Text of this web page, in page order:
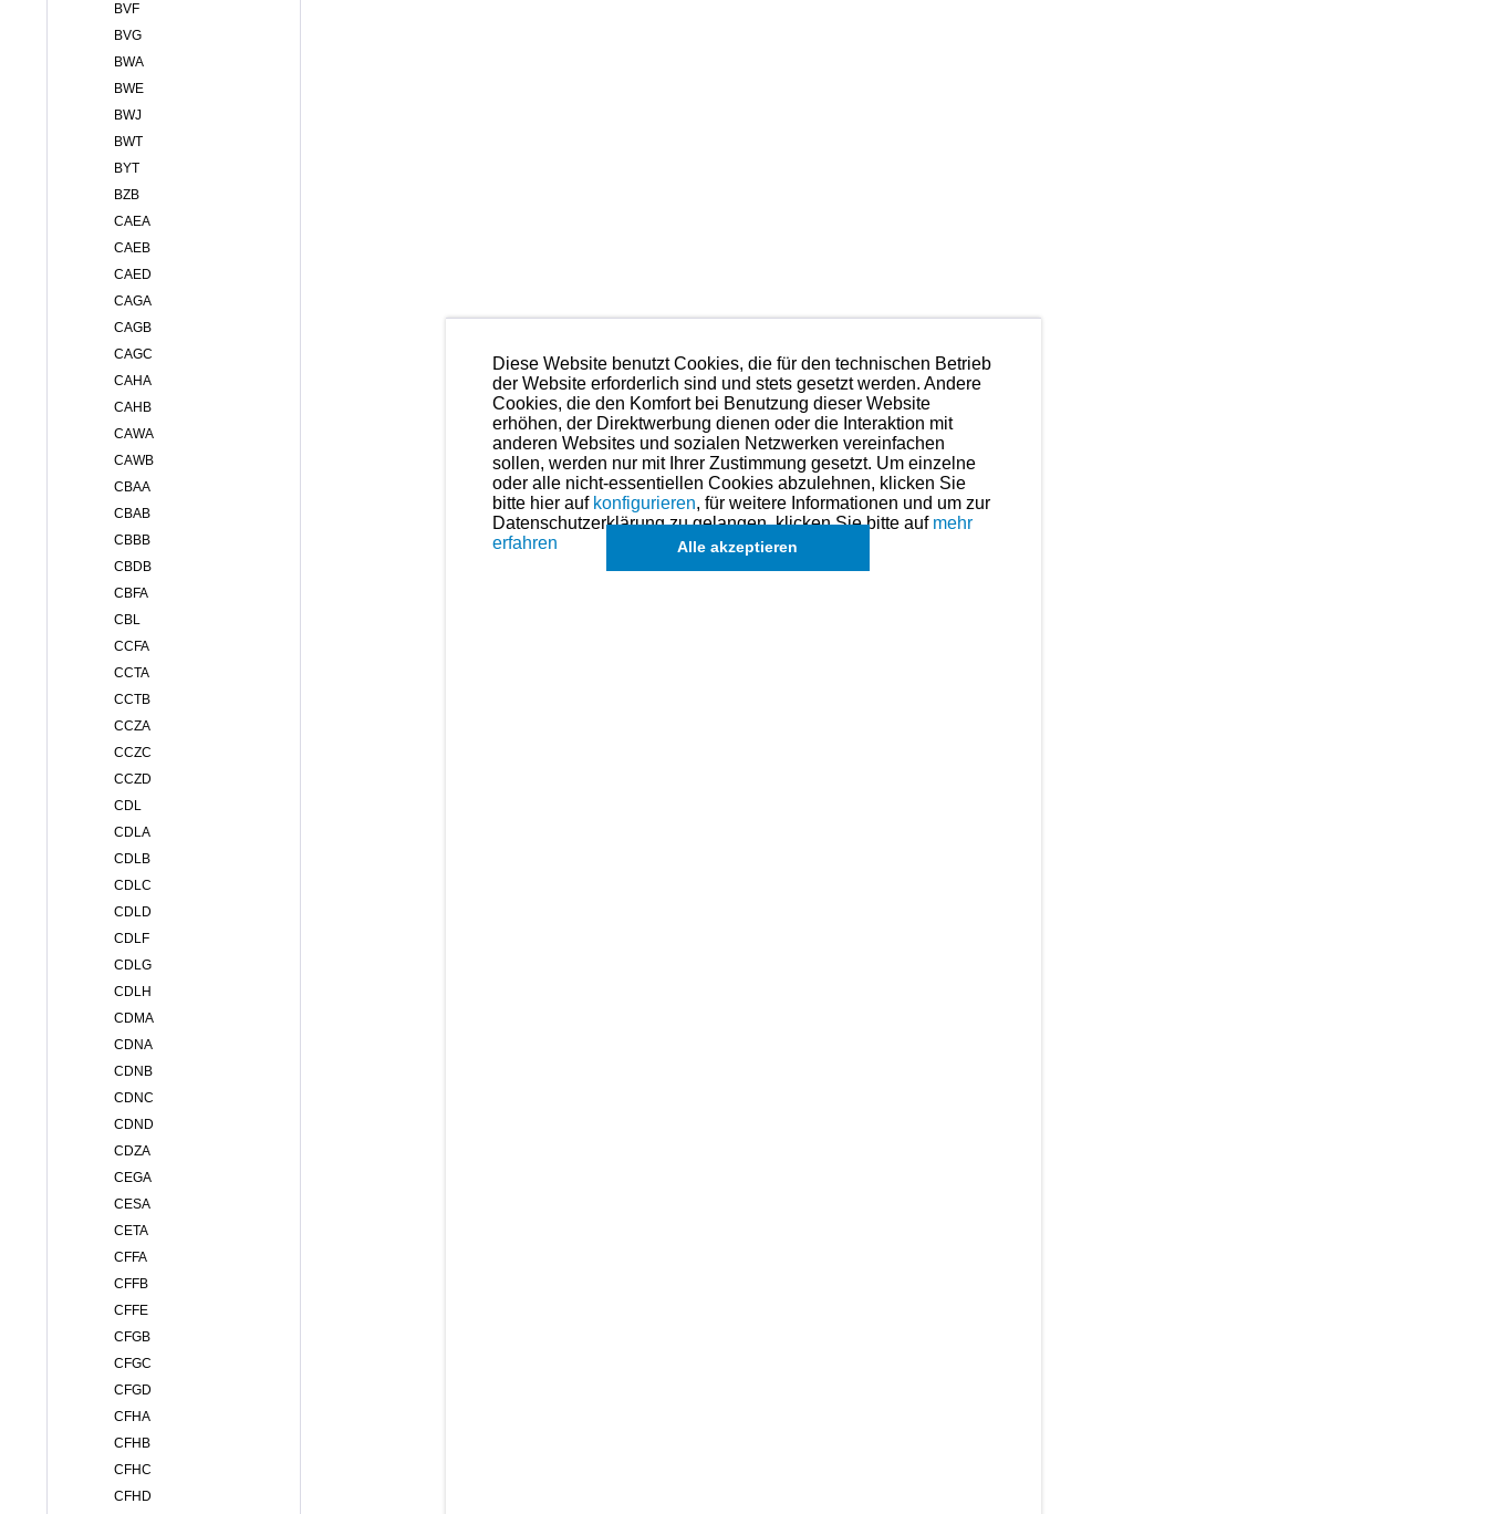
BVF
BVG
BWA
BWE
BWJ
BWT
BYT
BZB
CAEA
CAEB
CAED
CAGA
CAGB
CAGC
CAHA
CAHB
CAWA
CAWB
CBAA
CBAB
CBBB
CBDB
CBFA
CBL
CCFA
CCTA
CCTB
CCZA
CCZC
CCZD
CDL
CDLA
CDLB
CDLC
CDLD
CDLF
CDLG
CDLH
CDMA
CDNA
CDNB
CDNC
CDND
CDZA
CEGA
CESA
CETA
CFFA
CFFB
CFFE
CFGB
CFGC
CFGD
CFHA
CFHB
CFHC
CFHD
Diese Website benutzt Cookies, die für den technischen Betrieb
der Website erforderlich sind und stets gesetzt werden. Andere
Cookies, die den Komfort bei Benutzung dieser Website
erhöhen, der Direktwerbung dienen oder die Interaktion mit
anderen Websites und sozialen Netzwerken vereinfachen
sollen, werden nur mit Ihrer Zustimmung gesetzt. Um einzelne
oder alle nicht-essentiellen Cookies abzulehnen, klicken Sie
bitte hier auf konfigurieren, für weitere Informationen und um zur
Datenschutzerklärung zu gelangen, klicken Sie bitte auf mehr
erfahren
Alle akzeptieren